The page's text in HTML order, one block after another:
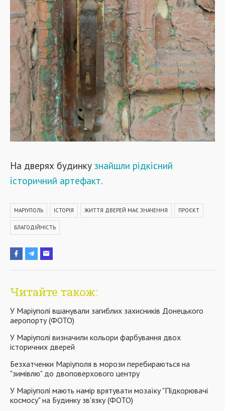
На дверях будинку знайшли рідкісний
історичний артефакт.
МАРІУПОЛЬ ІСТОРІЯ ЖИТТЯ ДВЕРЕЙ МАЄ ЗНАЧЕННЯ ПРОЄКТ
БЛАГОДІЙНІСТЬ
Читайте також:
У Маріуполі вшанували загиблих захисників Донецького
аеропорту (ФОТО)
У Маріуполі визначили кольори фарбування двох
історичних дверей
Безхатченки Маріуполя в морози перебираються на
"зимівлю" до двоповерхового центру
У Маріуполі мають намір врятувати мозаїку "Підкорювачі
космосу" на Будинку зв'язку (ФОТО)